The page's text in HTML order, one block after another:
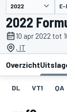
gepresenteerd door E-
2022
10 apr 2022 tot
, IT
Overzicht
DL VT1 QA